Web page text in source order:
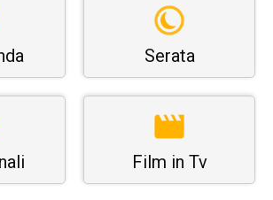
Serata
Film in Tv